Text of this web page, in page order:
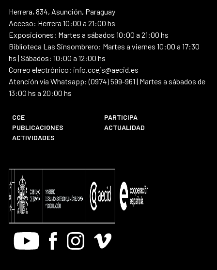
Herrera, 834, Asunción, Paraguay
Acceso: Herrera 10:00 a 21:00 hs
Exposiciones: Martes a sábados 10:00 a 21:00 hs
Biblioteca Las Sinsombrero: Martes a viernes 10:00 a 17:30
hs | Sábados: 10:00 a 12:00 hs
Correo electrónico: info.ccejs@aecid.es
Atención vía Whatsapp: (0974) 599-961 | Martes a sábados de
13:00 hs a 20:00 hs
CCE
PARTICIPA
PUBLICACIONES
ACTUALIDAD
ACTIVIDADES
Youtube FacebookInstagram
Vimeo